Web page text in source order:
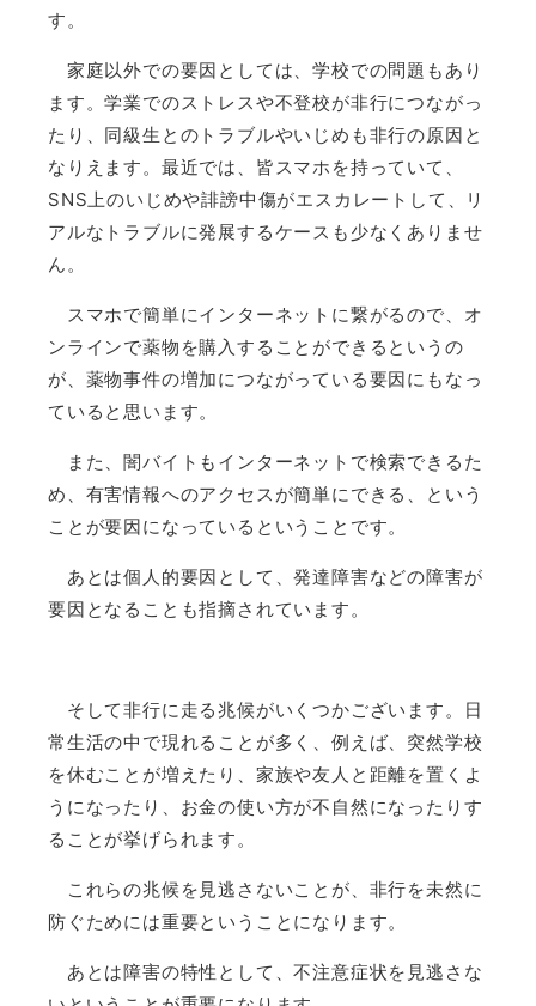
す。
家庭以外での要因としては、学校での問題もあり
ます。学業でのストレスや不登校が非行につながっ
たり、同級生とのトラブルやいじめも非行の原因と
なりえます。 最近では、皆スマホを持っていて、
SNS上のいじめや誹謗中傷がエスカレートして、リ
アルなトラブルに発展するケースも少なくありませ
ん。
スマホで簡単にインターネットに繋がるので、オ
ンラインで薬物を購入することができるというの
が、薬物事件の増加につながっている要因にもなっ
ていると思います。
また、闇バイトもインターネットで検索できるた
め、有害情報へのアクセスが簡単にできる、という
ことが要因になっているということです。
あとは個人的要因として、発達障害などの障害が
要因となることも指摘されています。
そして非行に走る兆候がいくつかございます。日
常生活の中で現れることが多く、例えば、突然学校
を休むことが増えたり、家族や友人と距離を置くよ
うになったり、お金の使い方が不自然になったりす
ることが挙げられます。
これらの兆候を見逃さないことが、非行を未然に
防ぐためには重要ということになります。
あとは障害の特性として、不注意症状を見逃さな